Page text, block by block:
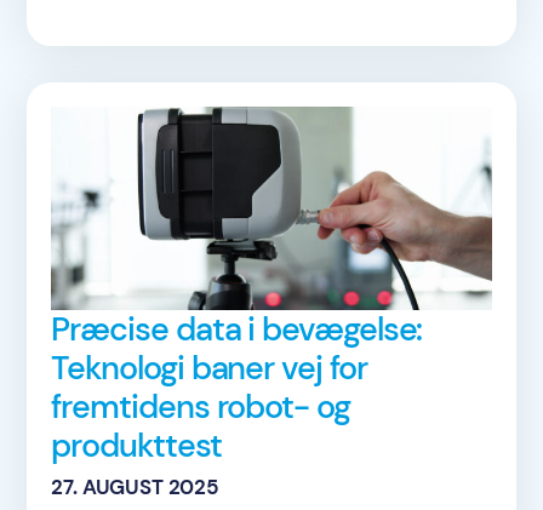
Præcise data i bevægelse:
Teknologi baner vej for
fremtidens robot- og
produkttest
27. AUGUST 2025